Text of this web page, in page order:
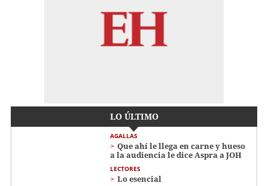
LO ÚLTIMO
AGALLAS
Que ahí le llega en carne y hueso
a la audiencia le dice Aspra a JOH
LECTORES
Lo esencial